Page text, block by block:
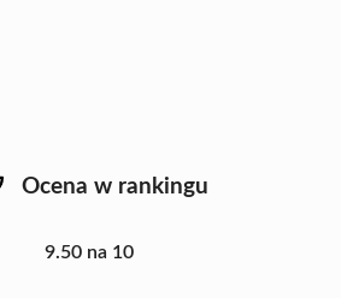
Ocena w rankingu
9.50 na 10